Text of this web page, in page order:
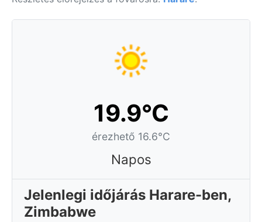
19.9°C
érezhető 16.6°C
Napos
Jelenlegi időjárás Harare-ben,
Zimbabwe